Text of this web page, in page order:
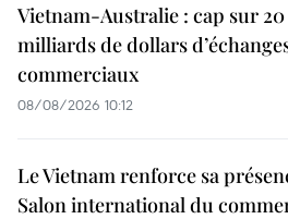
Vietnam-Australie : cap sur 20
milliards de dollars
commerciaux
08/08/2026 10:12
Le Vietnam renforce sa
Salon international du